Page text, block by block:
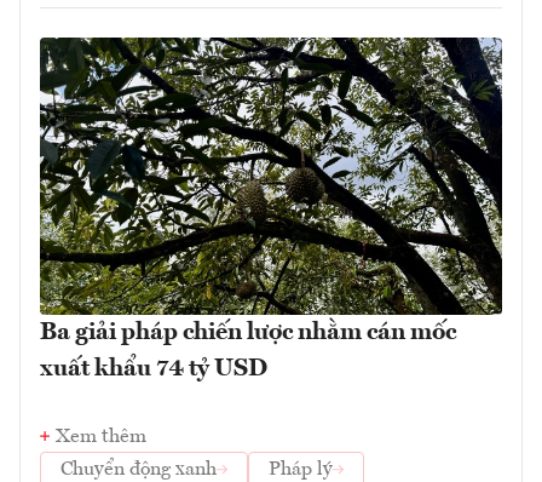
Ba giải pháp chiến lược nhằm cán mốc
xuất khẩu 74 tỷ USD
Xem thêm
Chuyển động xanh
Pháp lý